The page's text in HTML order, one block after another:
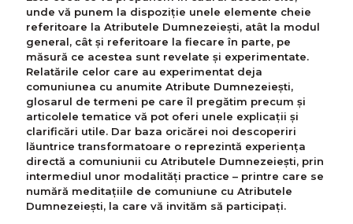
unde vă punem la dispoziție unele elemente cheie
referitoare la Atributele Dumnezeiești, atât la modul
general, cât și referitoare la fiecare în parte, pe
măsură ce acestea sunt revelate și experimentate.
Relatările celor care au experimentat deja
comuniunea cu anumite Atribute Dumnezeiești,
glosarul de termeni pe care îl pregătim precum și
articolele tematice vă pot oferi unele explicații și
clarificări utile. Dar baza oricărei noi descoperiri
lăuntrice transformatoare o reprezintă experiența
directă a comuniunii cu Atributele Dumnezeiești, prin
intermediul unor modalități practice – printre care se
numără meditațiile de comuniune cu Atributele
Dumnezeiești, la care vă invităm să participați.